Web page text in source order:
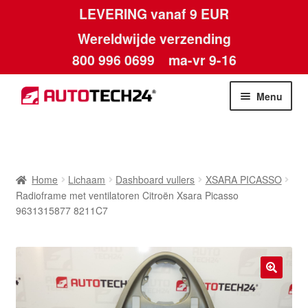
LEVERING vanaf 9 EUR
Wereldwijde verzending
800 996 0699 ma-vr 9-16
Ga
door
Ga
naar
Menu
Algemene voorwaarden
Betalingen
Contact
Home Lichaam Dashboard vullers
XSARA PICASSO
Radioframe met ventilatoren Citroën Xsara Picasso
9631315877 8211C7